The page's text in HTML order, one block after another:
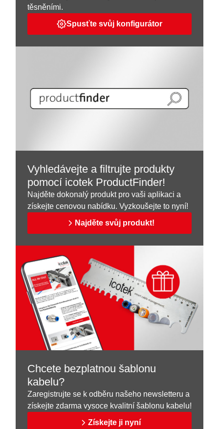
těsněními.
Spusťte svůj konfigurátor
Vyhledávejte a filtrujte produkty
pomocí icotek ProductFinder!
Najděte dokonalý produkt pro vaši aplikaci a
získejte cenovou nabídku. Vyzkoušejte to nyní!
Najděte svůj produkt!
Chcete bezplatnou šablonu
kabelu?
Zaregistrujte se k odběru našeho newsletteru a
získejte zdarma vysoce kvalitní šablonu kabelu!
Získejte ji nyní